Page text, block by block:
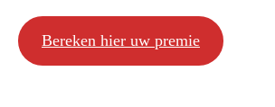
Bereken hier uw premie